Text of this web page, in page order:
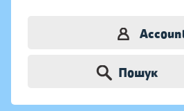
Пошук